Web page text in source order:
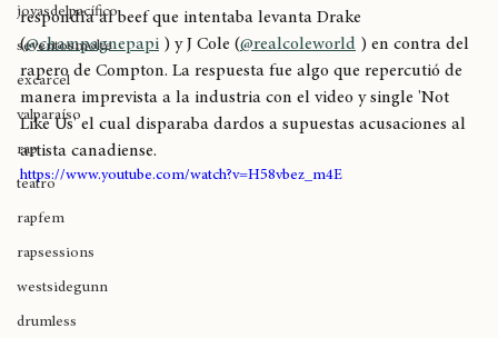
allstyle
joyasdelpacífico
seventosmoke
excarcel
valparaíso
rap
teatro
rapfem
rapsessions
westsidegunn
Fue hace 2 años cuando Kendrick Lamar (@kendricklamar
respondía al beef que intentaba levanta Drake
(@champagnepapi ) y J Cole (@realcoleworld ) en contra del
rapero de Compton. La respuesta fue algo que repercutió de
manera imprevista a la industria con el video y single 'Not
Like Us' el cual disparaba dardos a supuestas acusaciones al
artista canadiense.